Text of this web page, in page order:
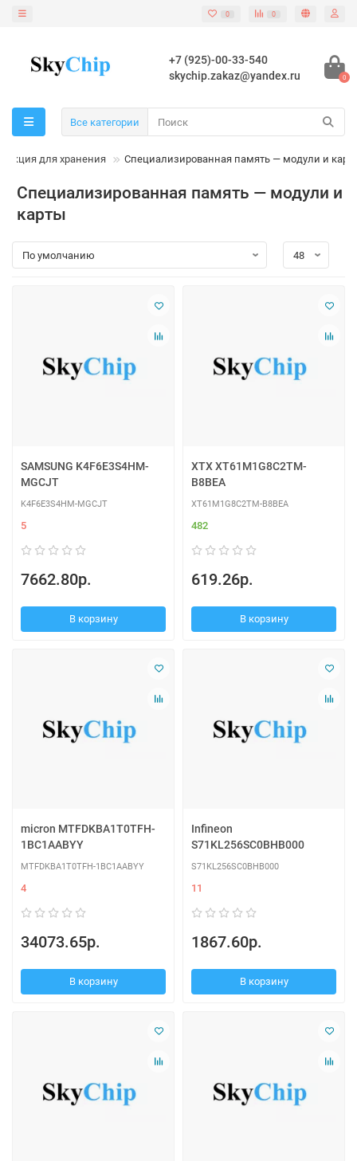
0 0
+7 (925)-00-33-540
skychip.zakaz@yandex.ru
0
Все категории
для хранения Специализированная память — модули и
Специализированная память — модули и
карты
SAMSUNG K4F6E3S4HM-
MGCJT
K4F6E3S4HM-MGCJT
5
7662.80р.
В корзину
XTX XT61M1G8C2TM-
B8BEA
XT61M1G8C2TM-B8BEA
482
619.26р.
В корзину
micron MTFDKBA1T0TFH-
1BC1AABYY
MTFDKBA1T0TFH-1BC1AABYY
4
34073.65р.
В корзину
Infineon
S71KL256SC0BHB000
S71KL256SC0BHB000
11
1867.60р.
В корзину